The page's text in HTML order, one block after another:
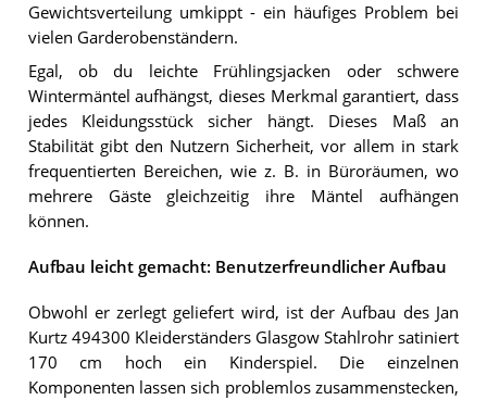
Gewichtsverteilung umkippt - ein häufiges Problem bei
vielen Garderobenständern.
Egal, ob du leichte Frühlingsjacken oder schwere
Wintermäntel aufhängst, dieses Merkmal garantiert, dass
jedes Kleidungsstück sicher hängt. Dieses Maß an
Stabilität gibt den Nutzern Sicherheit, vor allem in stark
frequentierten Bereichen, wie z. B. in Büroräumen, wo
mehrere Gäste gleichzeitig ihre Mäntel aufhängen
können.
Aufbau leicht gemacht: Benutzerfreundlicher Aufbau
Obwohl er zerlegt geliefert wird, ist der Aufbau des Jan
Kurtz 494300 Kleiderständers Glasgow Stahlrohr satiniert
170 cm hoch ein Kinderspiel. Die einzelnen
Komponenten lassen sich problemlos zusammenstecken,